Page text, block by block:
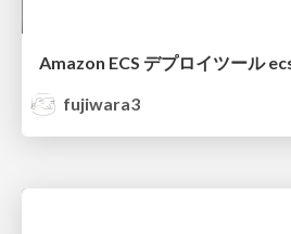
fujiwara3